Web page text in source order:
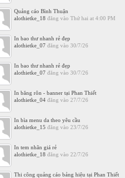
Quảng cáo Bình Thuận
alothietke_18 đăng vào Thứ hai at 4:00 PM
In bao thư nhanh rẻ đẹp
alothietke_07 đăng vào 30/7/26
In bao thư nhanh rẻ đẹp
alothietke_07 đăng vào 30/7/26
In băng rôn - banner tại Phan Thiết
alothietke_04đăng vào 27/7/26
In bìa menu da theo yêu cầu
alothietke_15 đăng vào 23/7/26
In tem nhãn giá rẻ
alothietke_18 đăng vào 22/7/26
Thi công quảng cáo bảng hiệu tại Phan Thiết